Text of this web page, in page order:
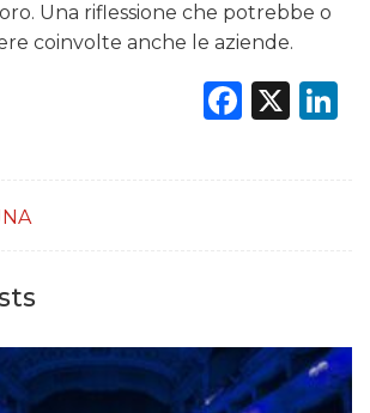
Una riflessione che potrebbe o
coinvolte anche le aziende.
X